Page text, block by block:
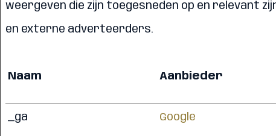
weergeven die zijn toegesneden op en relevant
en externe adverteerders.
Naam Aanbieder
_ga Google